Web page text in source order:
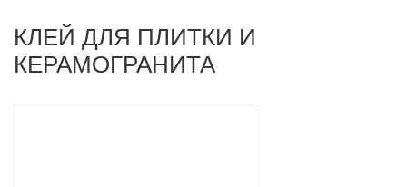
КЛЕЙ ДЛЯ ПЛИТКИ И
КЕРАМОГРАНИТА